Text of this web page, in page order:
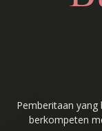
Pemberitaan
berkompeten